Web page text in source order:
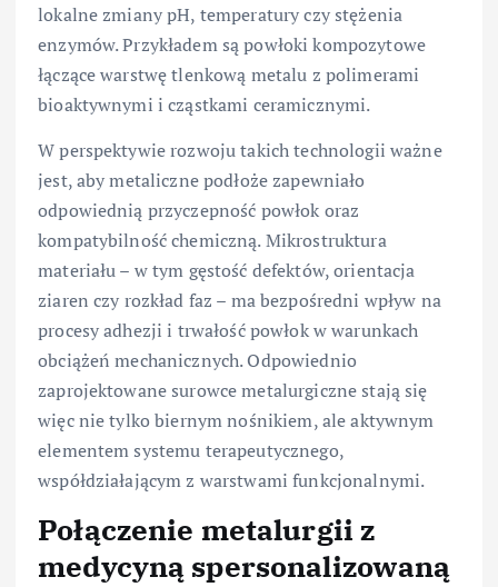
lokalne zmiany pH, temperatury czy stężenia
enzymów. Przykładem są powłoki kompozytowe
łączące warstwę tlenkową metalu z polimerami
bioaktywnymi i cząstkami ceramicznymi.
W perspektywie rozwoju takich technologii ważne
jest, aby metaliczne podłoże zapewniało
odpowiednią przyczepność powłok oraz
kompatybilność chemiczną. Mikrostruktura
materiału – w tym gęstość defektów, orientacja
ziaren czy rozkład faz – ma bezpośredni wpływ na
procesy adhezji i trwałość powłok w warunkach
obciążeń mechanicznych. Odpowiednio
zaprojektowane surowce metalurgiczne stają się
więc nie tylko biernym nośnikiem, ale aktywnym
elementem systemu terapeutycznego,
współdziałającym z warstwami funkcjonalnymi.
Połączenie metalurgii z
medycyną spersonalizowaną